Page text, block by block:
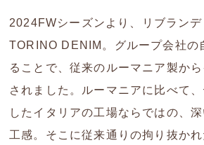
2024FWシーズンより、リブラン
TORINO DENIM。グループ会社の
ることで、従来のルーマニア製か
されました。ルーマニアに比べて
したイタリアの工場ならではの、
工感。そこに従来通りの拘り抜か